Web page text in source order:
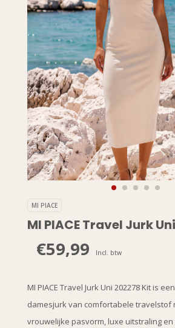
MI PIACE
MI PIACE Travel Jurk
€59,99 Incl. btw
MI PIACE Travel Jurk Uni 202278 Kit is
damesjurk van comfortabele travelstof
vrouwelijke pasvorm, luxe uitstraling